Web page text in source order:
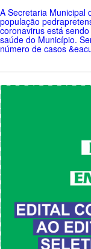
A Secretaria Municipal
população
coronavirus está
saúde do Município.
número de casos